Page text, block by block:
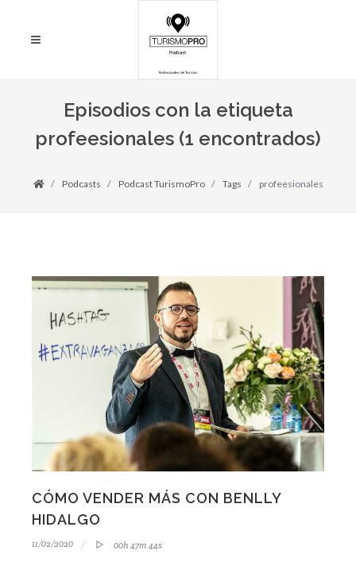
Episodios con la etiqueta
profeesionales (1 encontrados)
Podcasts Podcast TurismoPro Tags profeesionales
CÓMO VENDER MÁS CON BENLLY
HIDALGO
11/02/2020 00h 47m 44s